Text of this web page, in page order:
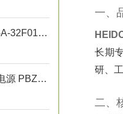
池田屋精品！光洲精机ZA16A-32F01自动Z轴平台技术参数
池田屋精品！菊水智能双极电源 PBZ20-20A 参数介绍
一、
长期
研、
二、